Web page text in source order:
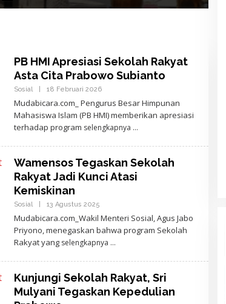
PB HMI Apresiasi Sekolah Rakyat
Asta Cita Prabowo Subianto
Sosial 18 Februari 2026O
E
H
J
D
W
A
N
A
Mudabicara.com_ Pengurus Besar Himpunan
Mahasiswa Islam (PB HMI) memberikan apresiasi
terhadap program selengkapnya
Wamensos Tegaskan Sekolah
Rakyat Jadi Kunci Atasi
Kemiskinan
Sosial 13 Agustus 2025
E
H
J
D
E
W
A
N
Mudabicara.com_Wakil Menteri Sosial, Agus Jabo
Priyono, menegaskan bahwa program Sekolah
Rakyat yang selengkapnya
Kunjungi Sekolah Rakyat, Sri
Mulyani Tegaskan Kepedulian